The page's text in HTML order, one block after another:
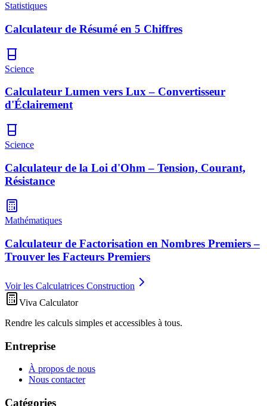
Statistiques
Calculateur de Résumé en 5 Chiffres
Science
Calculateur Lumen vers Lux – Convertisseur
d'Éclairement
Science
Calculateur de la Loi d'Ohm – Tension, Courant,
Résistance
Mathématiques
Calculateur de Factorisation en Nombres Premiers –
Trouver les Facteurs Premiers
Voir les Calculatrices Construction
Viva Calculator
Rendre les calculs simples et accessibles à tous.
Entreprise
À propos de nous
Nous contacter
Catégories